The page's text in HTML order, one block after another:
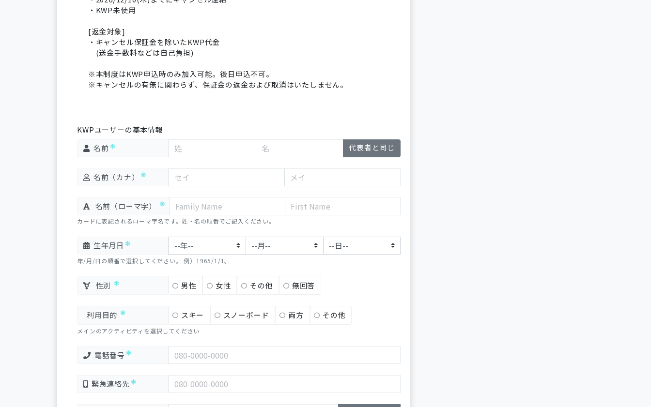
・KWP未使用
[返金対象]
・キャンセル保証金を除いたKWP代金
(送金手数料などは自己負担)
※本制度はKWP申込時のみ加入可能。後日申込不可。
※キャンセルの有無に関わらず、保証金の返金および取消はいたしません。
KWPユーザーの基本情報
名前
代表者と同じ
名前（カナ）
名前（ローマ字）
カードに表記されるローマ字名です。姓・名の順番でご記入ください。
生年月日
年/月/日の順番で選択してください。 例）1965/1/1。
性別 男性 女性 その他 無回答
利用目的 スキー スノーボード 両方 その他
メインのアクティビティを選択してください
電話番号
緊急連絡先